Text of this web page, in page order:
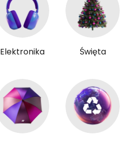
Elektronika Święta